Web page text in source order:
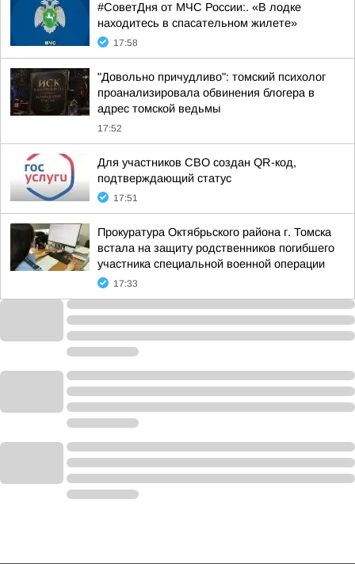
#СоветДня от МЧС России:. «В лодке
находитесь в спасательном жилете»
17:58
"Довольно причудливо": томский психолог
проанализировала обвинения блогера в
адрес томской ведьмы
17:52
Для участников СВО создан QR-код,
подтверждающий статус
17:51
Прокуратура Октябрьского района г. Томска
встала на защиту родственников погибшего
участника специальной военной операции
17:33